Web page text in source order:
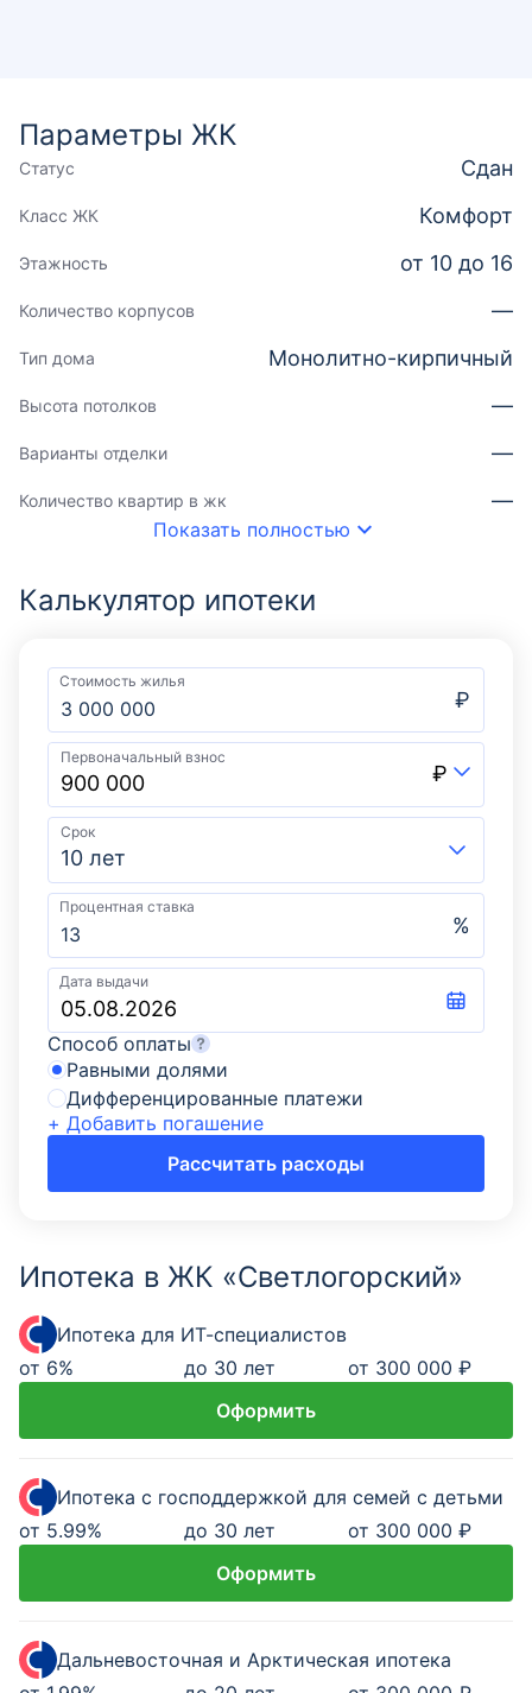
Параметры ЖК
Статус Сдан
Класс ЖК Комфорт
Этажность от 10 до 16
Количество корпусов —
Тип дома Монолитно-кирпичный
Высота потолков —
Варианты отделки —
Количество квартир в жк —
Показать полностью
Калькулятор ипотеки
Стоимость жилья
₽
Первоначальный взнос
₽
Срок
10 лет
Процентная ставка
%
Дата выдачи
Способ оплаты
Равными долями
Дифференцированные платежи
+ Добавить погашение
Рассчитать расходы
Ипотека в ЖК «Светлогорский»
Ипотека для ИТ-специалистов
от 6% до 30 лет
от 300 000 ₽
Оформить
Ипотека с господдержкой для семей с детьми
от 5.99% до 30 лет
от 300 000 ₽
Оформить
Дальневосточная и Арктическая ипотека